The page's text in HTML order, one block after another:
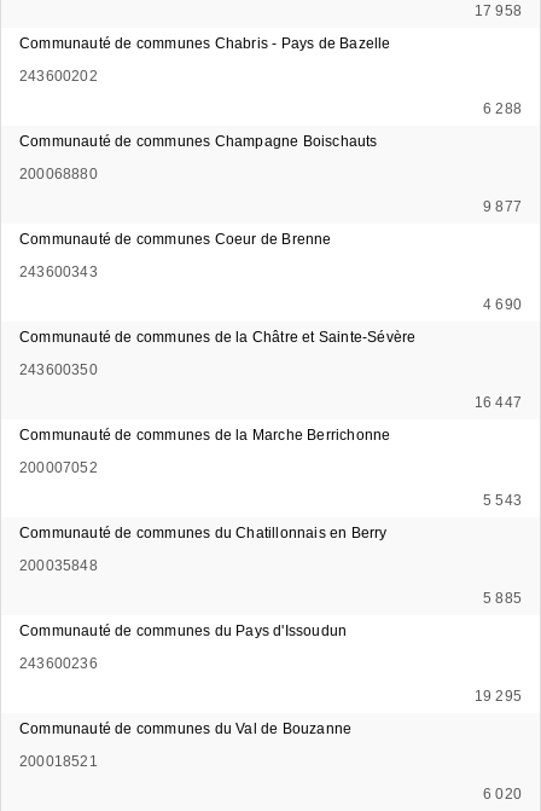
17 958
Communauté de communes Chabris - Pays de Bazelle
243600202
6 288
Communauté de communes Champagne Boischauts
200068880
9 877
Communauté de communes Coeur de Brenne
243600343
4 690
Communauté de communes de la Châtre et Sainte-Sévère
243600350
16 447
Communauté de communes de la Marche Berrichonne
200007052
5 543
Communauté de communes du Chatillonnais en Berry
200035848
5 885
Communauté de communes du Pays d'Issoudun
243600236
19 295
Communauté de communes du Val de Bouzanne
200018521
6 020